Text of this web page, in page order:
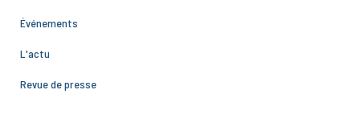
Événements
L'actu
Revue de presse